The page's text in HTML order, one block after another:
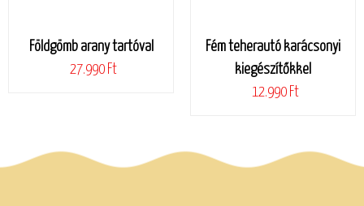
Földgömb arany tartóval
27.990 Ft
Fém teherautó karácsonyi
kiegészítőkkel
12.990 Ft